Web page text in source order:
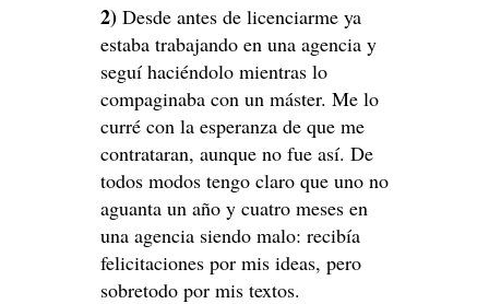
2) Desde antes de licenciarme ya
estaba trabajando en una agencia y
seguí haciéndolo mientras lo
compaginaba con un máster. Me lo
curré con la esperanza de que me
contrataran, aunque no fue así. De
todos modos tengo claro que uno no
aguanta un año y cuatro meses en
una agencia siendo malo: recibía
felicitaciones por mis ideas, pero
sobretodo por mis textos.